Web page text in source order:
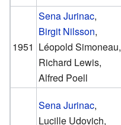
1951
Sena Jurinac,
Birgit Nilsson,
Léopold Simoneau,
Richard Lewis,
Alfred Poell
Sena Jurinac,
Lucille Udovich,